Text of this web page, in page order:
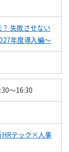
失敗させない
年度導入編～
～16:30
HRテック×人事